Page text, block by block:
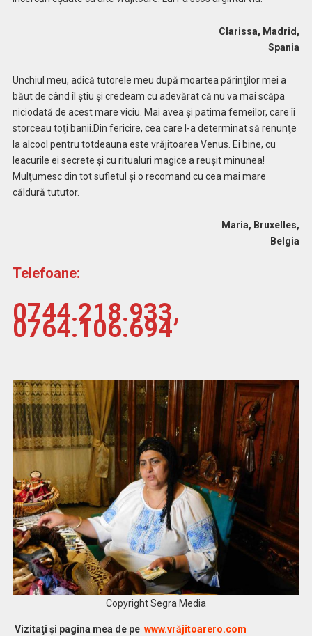
Clarissa, Madrid,
Spania
Unchiul meu, adică tutorele meu după moartea părinţilor mei a
băut de când îl ştiu şi credeam cu adevărat că nu va mai scăpa
niciodată de acest mare viciu. Mai avea şi patima femeilor, care îi
storceau toţi banii.Din fericire, cea care l-a determinat să renunţe
la alcool pentru totdeauna este vrăjitoarea Venus. Ei bine, cu
leacurile ei secrete şi cu ritualuri magice a reuşit minunea!
Mulţumesc din tot sufletul și o recomand cu cea mai mare
căldură tututor.
Maria, Bruxelles,
Belgia
Telefoane:
0744.218.933,
0764.106.694
Copyright Segra Media
Vizitaţi şi pagina mea de pe www.vrăjitoarero.com